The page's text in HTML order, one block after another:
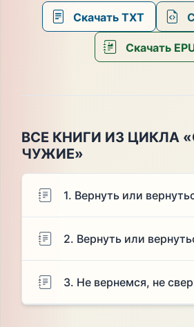
Скачать TXT
Скачать
ВСЕ КНИГИ ИЗ ЦИКЛА
ЧУЖИЕ»
1. Вернуть или
2. Вернуть или
3. Не вернемся, не